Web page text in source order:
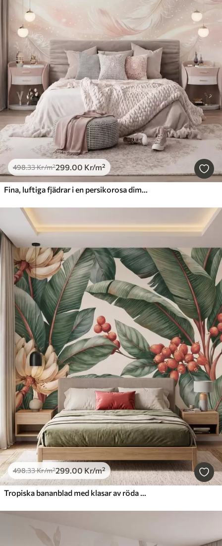
498.33Kr/m²299.00 Kr/m²
Fina, luftiga fjädrar i en persikorosa dimma med skimmer
498.33Kr/m²299.00Kr/m²
Tropiska bananblad med klasar av röda kaffebär, i akvarellstil